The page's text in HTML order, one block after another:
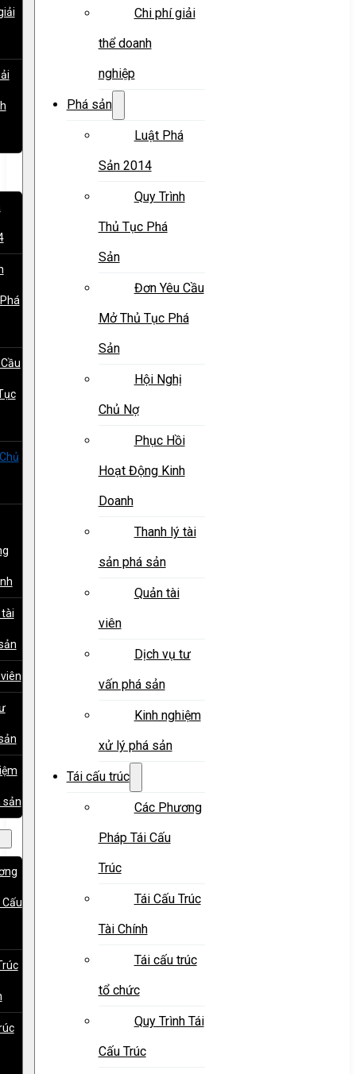
sản
Chi phí giải
thể doanh
nghiệp
Phá sản
Luật Phá
Sản 2014
Quy Trình
Thủ Tục Phá
Sản
Đơn Yêu Cầu
Mở Thủ Tục Phá
Sản
Hội Nghị
Chủ Nợ
Phục Hồi
Hoạt Động Kinh
Doanh
Thanh lý tài
sản phá sản
Quản tài
viên
Dịch vụ tư
vấn phá sản
Kinh nghiệm
xử lý phá sản
Tái cấu trúc
Các Phương
Pháp Tái Cấu
Trúc
Tái Cấu Trúc
Tài Chính
Tái cấu trúc
tổ chức
Quy Trình Tái
Cấu Trúc